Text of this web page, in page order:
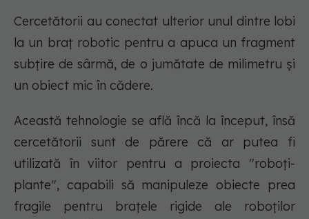
Cercetătorii au conectat ulterior unul dintre lobi
la un braţ robotic pentru a apuca un fragment
subţire de sârmă, de o jumătate de milimetru şi
un obiect mic în cădere.
Această tehnologie se află încă la început, însă
cercetătorii sunt de părere că ar putea fi
utilizată în viitor pentru a proiecta ''roboţi-
plante'', capabili să manipuleze obiecte prea
fragile pentru braţele rigide ale roboţilor